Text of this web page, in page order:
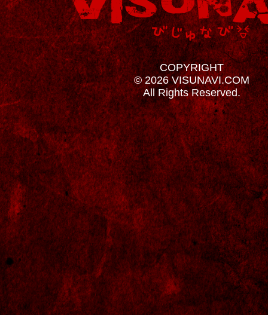
COPYRIGHT
© 2026 VISUNAVI.COM
All Rights Reserved.